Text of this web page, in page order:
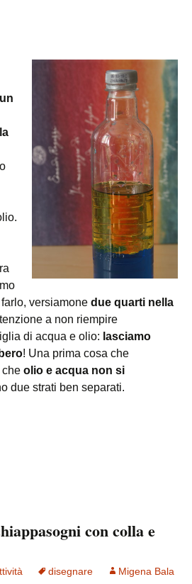
un
farlo, versiamone due quarti nella
a non riempire
di acqua e olio: lasciamo
! Una prima cosa che
che olio e acqua non si
due strati ben separati.
con colla e
disegnare Migena Bala